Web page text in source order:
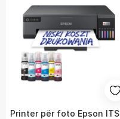
Printer për foto Epson ITS